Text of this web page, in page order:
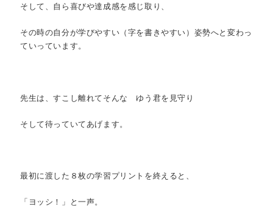
そして、自ら喜びや達成感を感じ取り、
その時の自分が学びやすい（字を書きやすい）姿勢へと変わっ
ていっています。
先生は、すこし離れてそんな ゆう君を見守り
そして待っていてあげます。
最初に渡した８枚の学習プリントを終えると、
「ヨッシ！」と一声。